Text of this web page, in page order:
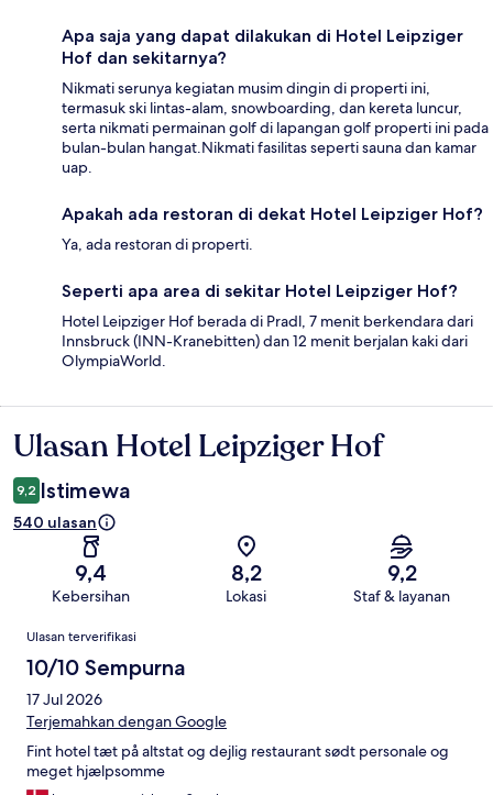
Apa saja yang dapat dilakukan di Hotel Leipziger
Hof dan sekitarnya?
Nikmati serunya kegiatan musim dingin di properti ini,
termasuk ski lintas-alam, snowboarding, dan kereta luncur,
serta nikmati permainan golf di lapangan golf properti ini pada
bulan-bulan hangat.Nikmati fasilitas seperti sauna dan kamar
uap.
Apakah ada restoran di dekat Hotel Leipziger Hof?
Ya, ada restoran di properti.
Seperti apa area di sekitar Hotel Leipziger Hof?
Hotel Leipziger Hof berada di Pradl, 7 menit berkendara dari
Innsbruck (INN-Kranebitten) dan 12 menit berjalan kaki dari
OlympiaWorld.
Ulasan
Ulasan Hotel Leipziger Hof
9,2 Istimewa
540 ulasan
9,4
Kebersihan
8,2
Lokasi
9,2
Staf & layanan
Ulasan
Ulasan terverifikasi
10/10 Sempurna
17 Jul 2026
Terjemahkan dengan Google
Fint hotel tæt på altstat og dejlig restaurant sødt personale og
meget hjælpsomme